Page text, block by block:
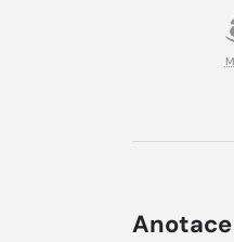
Anotace